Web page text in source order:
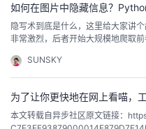
证
实
验
的
收
藏
持
建
议
如何在图片中隐藏信息？
隐写术到底是什么，这里给大家讲
非常激烈，后者开始大规模地爬取
次。这些证据就是食神爬取的图片
息！这是如何实现的呢？下面有一
SUNSKY
为了让你更快地在网上看喵，
本文转载自异步社区原文链接：